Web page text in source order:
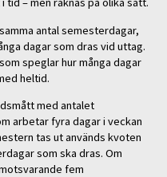
antal semesterdagar,
dagar som dras vid uttag.
speglar hur många dagar
heltid.
med antalet
arbetar fyra dagar i veckan
tas ut används kvoten
som ska dras. Om
fem